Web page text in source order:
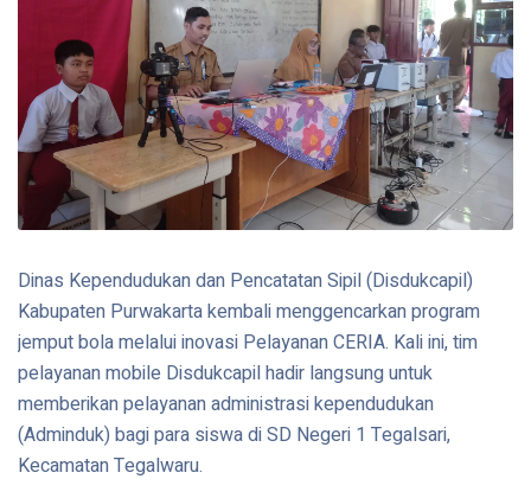
Dinas Kependudukan dan Pencatatan Sipil (Disdukcapil)
Kabupaten Purwakarta kembali menggencarkan program
jemput bola melalui inovasi Pelayanan CERIA. Kali ini, tim
pelayanan mobile Disdukcapil hadir langsung untuk
memberikan pelayanan administrasi kependudukan
(Adminduk) bagi para siswa di SD Negeri 1 Tegalsari,
Kecamatan Tegalwaru.